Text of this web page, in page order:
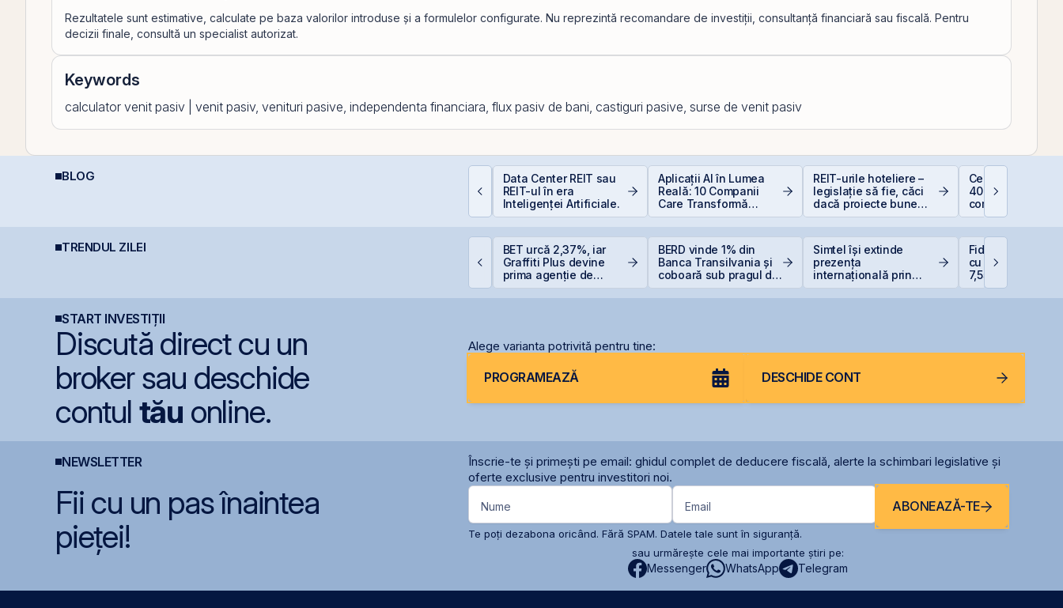
Rezultatele sunt estimative, calculate pe baza valorilor introduse și a formulelor configurate. Nu reprezintă recomandare de investiții, consultanță financiară sau fiscală. Pentru
decizii finale, consultă un specialist autorizat.
Keywords
calculator venit pasiv | venit pasiv, venituri pasive, independenta financiara, flux pasiv de bani, castiguri pasive, surse de venit pasiv
BLOG
Plasamentul Privat de
suprasubscris
Data Center REIT sau
REIT-ul în era
Inteligenței Artificiale.
Aplicații AI în Lumea
Reală: 10 Companii
Care Transformă
Industriile
REIT-urile hoteliere –
legislație să fie, căci
dacă proiecte bune
sunt și banii se găsesc
Ce este
400 EUR — Ghid
complet
TRENDUL ZILEI
BVB încheie prima
BET urcă 2,37%, iar
Graffiti Plus devine
prima agenție de
BERD vinde 1% din
Banca Transilvania și
coboară sub pragul de
Simtel își extinde
prezența
internațională prin
Fidelis revine în
cu dobânzi de
7,55% pentru lei
6,20% pentru
START INVESTIȚII
Discută direct cu un
broker sau deschide
contul tău online.
Alege varianta potrivită pentru tine:
PROGRAMEAZĂ DESCHIDE CONT
NEWSLETTER
Înscrie-te și primești pe email: ghidul complet de deducere fiscală, alerte la schimbari legislative și
oferte exclusive pentru investitori noi.
Fii cu un pas înaintea
pieței!
Nume Email ABONEAZĂ-TE
Te poți dezabona oricând. Fără SPAM. Datele tale sunt în siguranță.
sau urmărește cele mai importante știri pe:
Messenger WhatsApp Telegram